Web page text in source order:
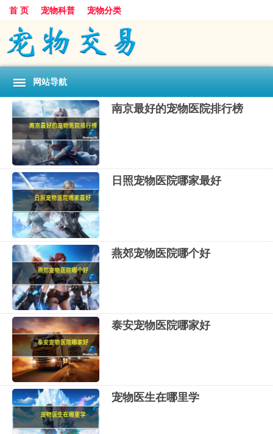
首 页 宠物科普 宠物分类
网站导航
南京最好的宠物医院排行榜
日照宠物医院哪家最好
燕郊宠物医院哪个好
泰安宠物医院哪家好
宠物医生在哪里学